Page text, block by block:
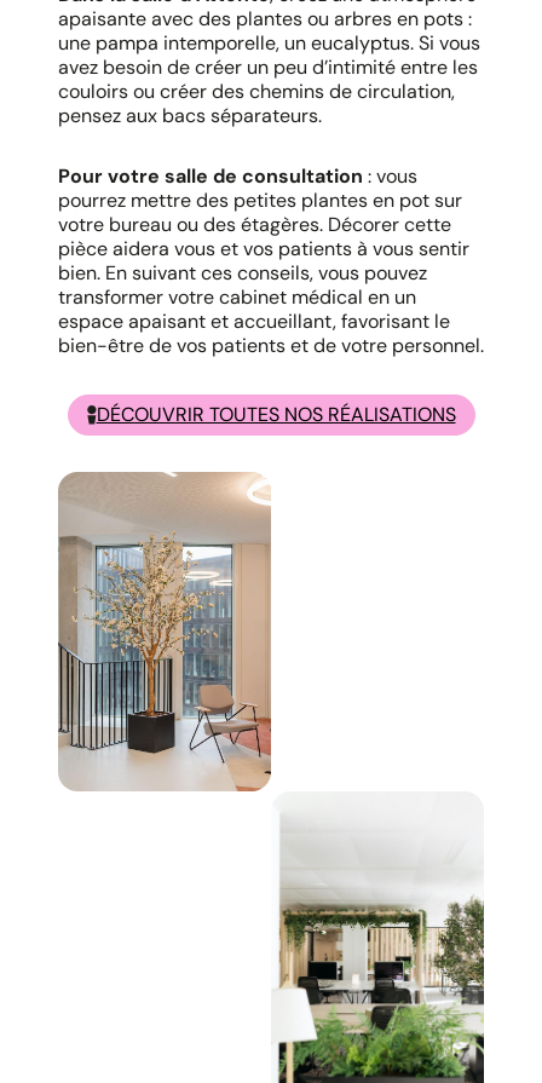
apaisante avec des plantes ou arbres en pots :
une pampa intemporelle, un eucalyptus. Si vous
avez besoin de créer un peu d’intimité entre les
couloirs ou créer des chemins de circulation,
pensez aux bacs séparateurs.
Pour votre salle de consultation : vous
pourrez mettre des petites plantes en pot sur
votre bureau ou des étagères. Décorer cette
pièce aidera vous et vos patients à vous sentir
bien. En suivant ces conseils, vous pouvez
transformer votre cabinet médical en un
espace apaisant et accueillant, favorisant le
bien-être de vos patients et de votre personnel.
DÉCOUVRIR TOUTES NOS RÉALISATIONS